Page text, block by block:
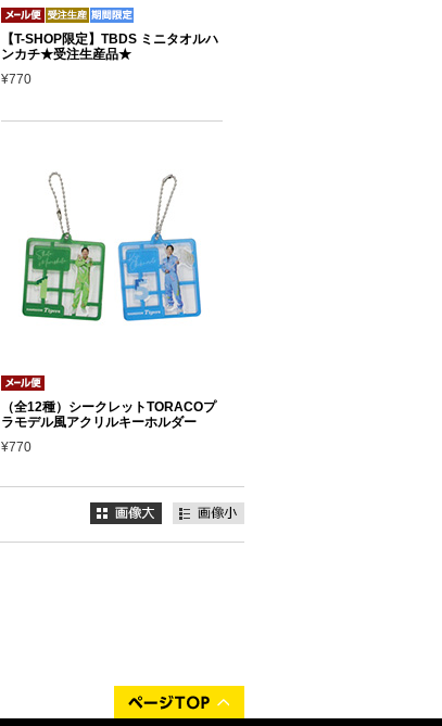
【T-SHOP限定】TBDS ミニタオルハ
ンカチ★受注生産品★
¥770
（全12種）シークレットTORACOプ
ラモデル風アクリルキーホルダー
¥770